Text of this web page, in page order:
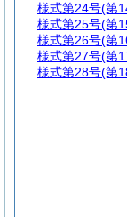
様式第24号(第
様式第25号(第
様式第26号(第
様式第27号(第
様式第28号(第